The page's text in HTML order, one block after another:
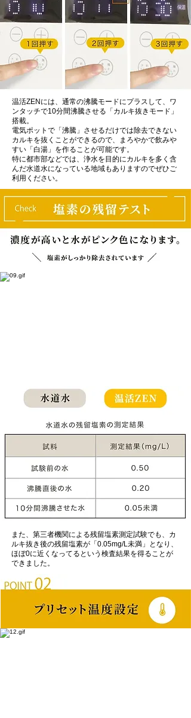
温活ZENには、通常の沸騰モードにプラスして、ワ
ンタッチで10分間沸騰させる「カルキ抜きモード」
搭載。
電気ポットで「沸騰」させるだけでは除去できない
カルキを抜くことができるので、まろやかで飲みや
すい「白湯」を作ることが可能です。
特に都市部などでは、浄水を目的にカルキを多く含
んだ水道水になっている地域もありますのでぜひご
利用ください。
また、第三者機関による残留塩素測定試験でも、カ
ルキ抜き後の残留塩素が「0.05mg/L未満」となり、
ほぼ0に近くなってるという検査結果を得ることが
できました。